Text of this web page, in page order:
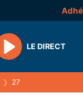
Play
LE DIRECT
❯ 27